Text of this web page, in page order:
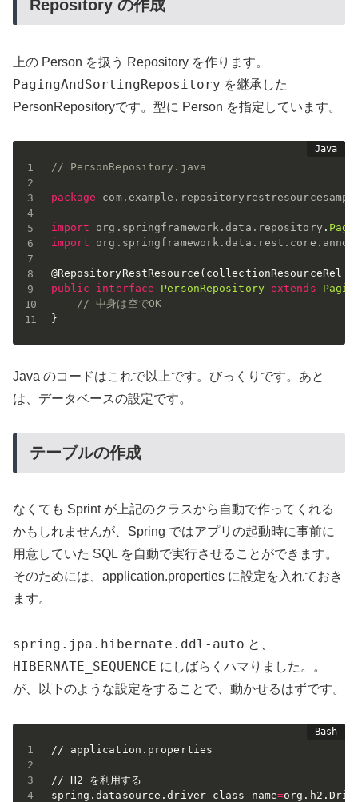
Repository の作成
上の Person を扱う Repository を作ります。
PagingAndSortingRepository を継承した
PersonRepositoryです。型に Person を指定しています。
// PersonRepository.java
package com. example .
import org . springframework .data . repository .
import
org . springframework .data . rest . core .
@RepositoryRestResource ( collectionResourceRel
public
interface PersonRepository extends
// 中身は空でOK
}
Java のコードはこれで以上です。びっくりです。あと
は、データベースの設定です。
テーブルの作成
なくても Sprint が上記のクラスから自動で作ってくれる
かもしれませんが、Spring ではアプリの起動時に事前に
用意していた SQL を自動で実行させることができます。
そのためには、application.properties に設定を入れておき
ます。
spring.jpa.hibernate.ddl-auto と、
HIBERNATE_SEQUENCE にしばらくハマりました。。
が、以下のような設定をすることで、動かせるはずです。
// application.properties
// H2 を利用する
spring.datasource.driver-class-name=